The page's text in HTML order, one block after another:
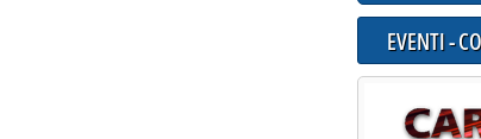
EVENTI -